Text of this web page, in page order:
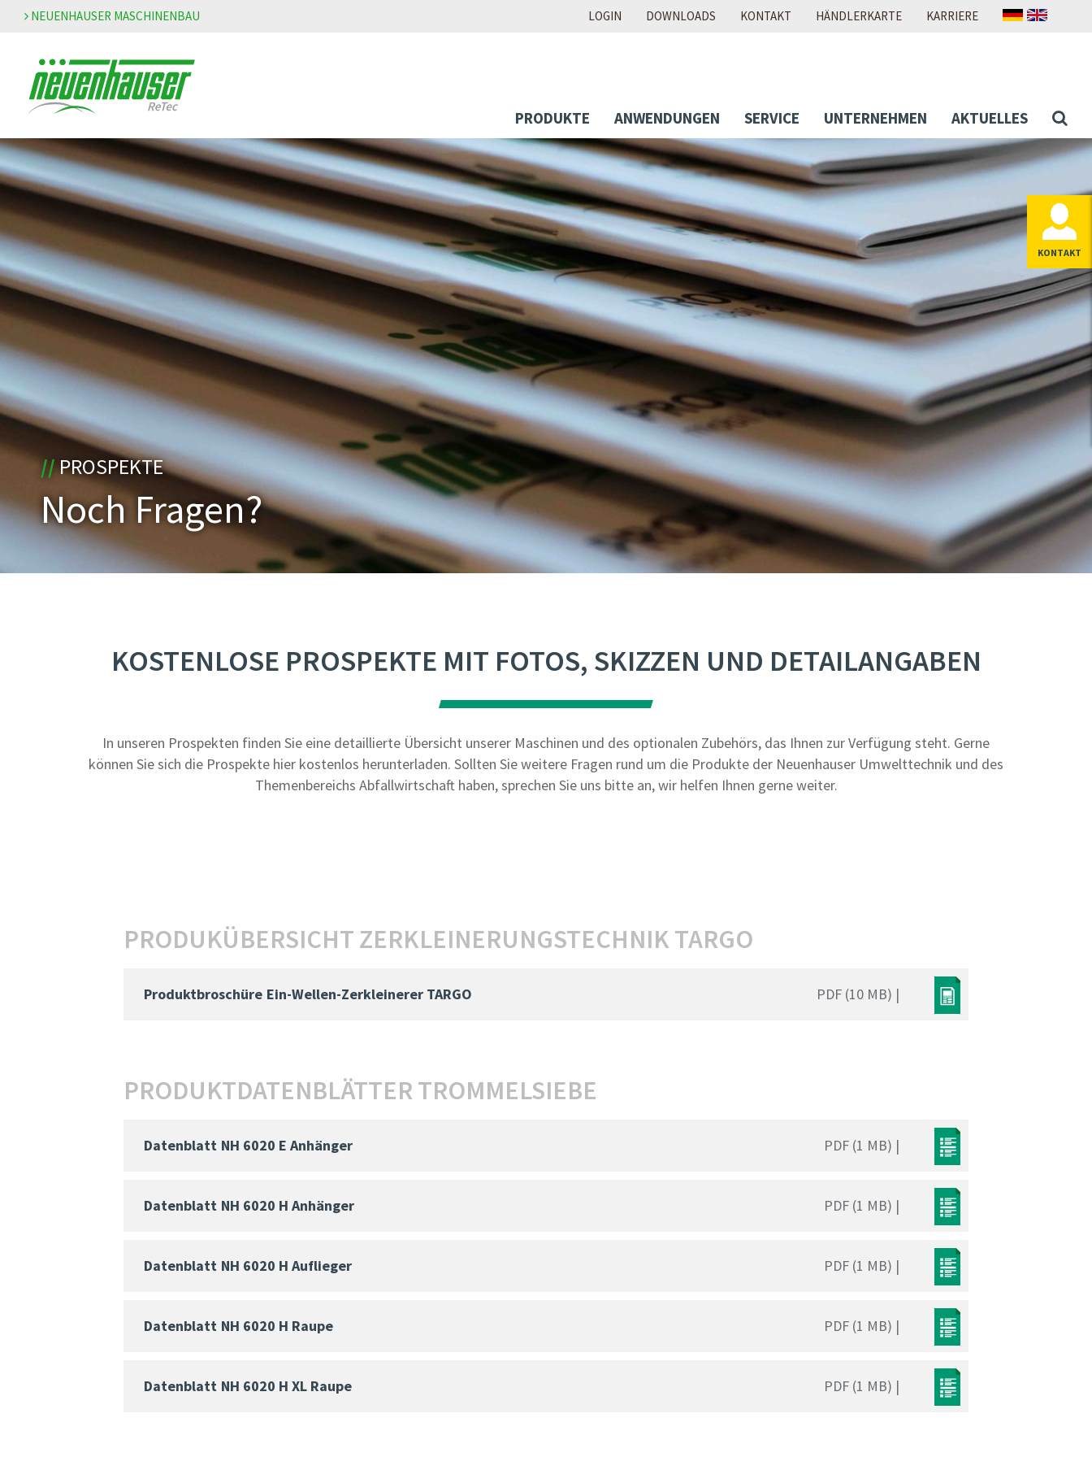
NEUENHAUSER MASCHINENBAU LOGIN DOWNLOADS KONTAKT HÄNDLERKARTE KARRIERE
PRODUKTE ANWENDUNGEN SERVICE UNTERNEHMEN AKTUELLES
KONTAKT
//PROSPEKTE
Noch Fragen?
KOSTENLOSE PROSPEKTE MIT FOTOS, SKIZZEN UND DETAILANGABEN
In unseren Prospekten finden Sie eine detaillierte Übersicht unserer Maschinen und des optionalen Zubehörs, das Ihnen zur Verfügung steht. Gerne
können Sie sich die Prospekte hier kostenlos herunterladen. Sollten Sie weitere Fragen rund um die Produkte der Neuenhauser Umwelttechnik und des
Themenbereichs Abfallwirtschaft haben, sprechen Sie uns bitte an, wir helfen Ihnen gerne weiter.
PRODUKÜBERSICHT ZERKLEINERUNGSTECHNIK TARGO
Produktbroschüre Ein-Wellen-Zerkleinerer TARGO PDF (10 MB) |
PRODUKTDATENBLÄTTER TROMMELSIEBE
Datenblatt NH 6020 E Anhänger PDF (1 MB) |
Datenblatt NH 6020 H Anhänger PDF (1 MB) |
Datenblatt NH 6020 H Auflieger PDF (1 MB) |
Datenblatt NH 6020 H Raupe PDF (1 MB) |
Datenblatt NH 6020 H XL Raupe PDF (1 MB) |